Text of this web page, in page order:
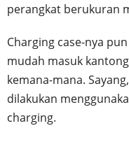
perangkat berukuran
Charging case-nya
mudah masuk
kemana-mana.
dilakukan
charging.